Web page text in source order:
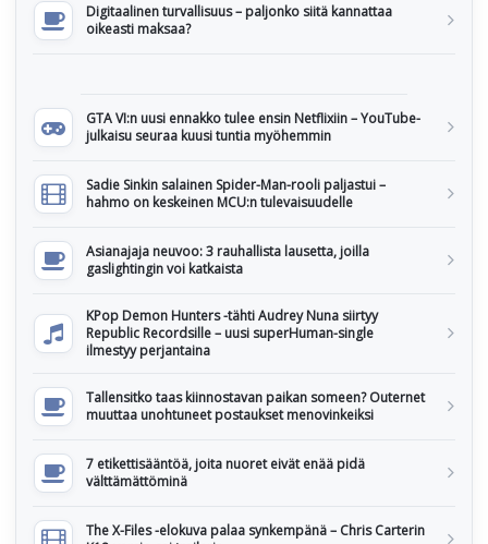
Digitaalinen turvallisuus – paljonko siitä kannattaa
oikeasti maksaa?
GTA VI:n uusi ennakko tulee ensin Netflixiin – YouTube-
julkaisu seuraa kuusi tuntia myöhemmin
Sadie Sinkin salainen Spider-Man-rooli paljastui –
hahmo on keskeinen MCU:n tulevaisuudelle
Asianajaja neuvoo: 3 rauhallista lausetta, joilla
gaslightingin voi katkaista
KPop Demon Hunters -tähti Audrey Nuna siirtyy
Republic Recordsille – uusi superHuman-single
ilmestyy perjantaina
Tallensitko taas kiinnostavan paikan someen? Outernet
muuttaa unohtuneet postaukset menovinkeiksi
7 etikettisääntöä, joita nuoret eivät enää pidä
välttämättöminä
The X-Files -elokuva palaa synkempänä – Chris Carterin